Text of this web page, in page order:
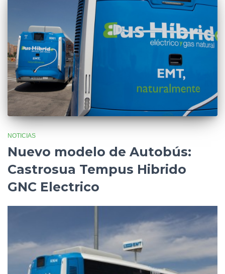
NOTICIAS
Nuevo modelo de Autobús:
Castrosua Tempus Hibrido
GNC Electrico